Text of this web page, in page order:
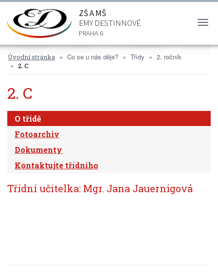
ZŠ A MŠ
EMY DESTINNOVÉ
PRAHA 6
Úvodní stránka Co se u nás děje? Třídy 2. ročník
2. C
2. C
O třídě
Fotoarchiv
Dokumenty
Kontaktujte třídního
Třídní učitelka: Mgr. Jana Jauernigová